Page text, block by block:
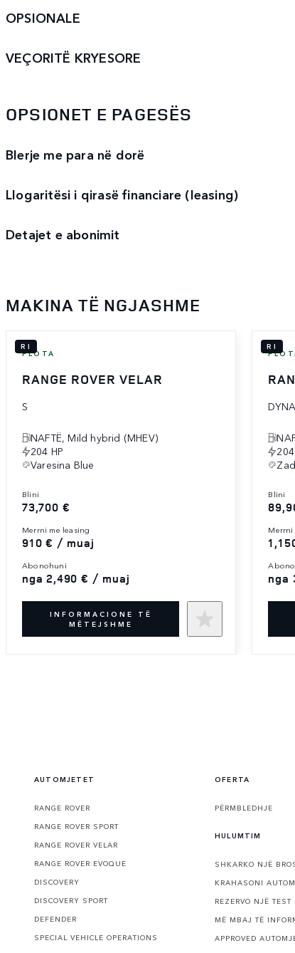
OPSIONALE
VEÇORITË KRYESORE
OPSIONET E PAGESËS
Blerje me para në dorë
Llogaritësi i qirasë financiare (leasing)
Detajet e abonimit
MAKINA TË NGJASHME
RI
FLOTA
RANGE ROVER VELAR
S
NAFTË, Mild hybrid (MHEV)
204 HP
Varesina Blue
blini
73,700 €
merrni me leasing
910 € / muaj
abonohuni
nga 2,490 € / muaj
INFORMACIONE TË
MËTEJSHME
RI
blini
nga
AUTOMJETET
RANGE ROVER
RANGE ROVER SPORT
RANGE ROVER VELAR
RANGE ROVER EVOQUE
DISCOVERY
DISCOVERY SPORT
DEFENDER
SPECIAL VEHICLE OPERATIONS
OFERTA
PËRMBLEDHJE
HULUMTIM
SHKARKO NJË
KRAHASONI
REZERVO NJË TEST
MË MBAJ TË
APPROVED